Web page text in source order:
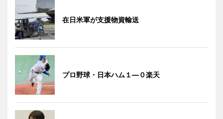
在日米軍が支援物資輸送
プロ野球・日本ハム１―０楽天